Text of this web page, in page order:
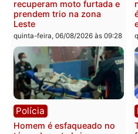
Polícia
Policiais militares
recuperam moto furtada e
prendem trio na zona